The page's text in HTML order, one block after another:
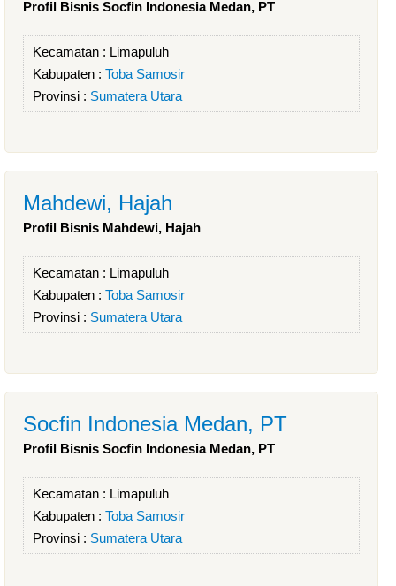
Profil Bisnis Socfin Indonesia Medan, PT
Kecamatan : Limapuluh
Kabupaten : Toba Samosir
Provinsi : Sumatera Utara
Mahdewi, Hajah
Profil Bisnis Mahdewi, Hajah
Kecamatan : Limapuluh
Kabupaten : Toba Samosir
Provinsi : Sumatera Utara
Socfin Indonesia Medan, PT
Profil Bisnis Socfin Indonesia Medan, PT
Kecamatan : Limapuluh
Kabupaten : Toba Samosir
Provinsi : Sumatera Utara